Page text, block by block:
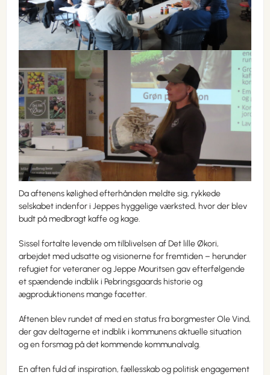
Da aftenens kølighed efterhånden meldte sig, rykkede
selskabet indenfor i Jeppes hyggelige værksted, hvor der blev
budt på medbragt kaffe og kage.
Sissel fortalte levende om tilblivelsen af Det lille Økori,
arbejdet med udsatte og visionerne for fremtiden – herunder
refugiet for veteraner og Jeppe Mouritsen gav efterfølgende
et spændende indblik i Pebringsgaards historie og
ægproduktionens mange facetter.
Aftenen blev rundet af med en status fra borgmester Ole Vind,
der gav deltagerne et indblik i kommunens aktuelle situation
og en forsmag på det kommende kommunalvalg.
En aften fuld af inspiration, fællesskab og politisk engagement